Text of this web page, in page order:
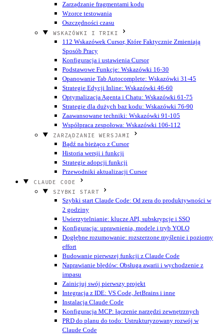
Zarządzanie fragmentami kodu
Wzorce testowania
Oszczędności czasu
WSKAZÓWKI I TRIKI
112 Wskazówek Cursor, Które Faktycznie Zmieniają
Sposób Pracy
Konfiguracja i ustawienia Cursor
Podstawowe Funkcje: Wskazówki 16-30
Opanowanie Tab Autocomplete: Wskazówki 31-45
Strategie Edycji Inline: Wskazówki 46-60
Optymalizacja Agenta i Chatu: Wskazówki 61-75
Strategie dla dużych baz kodu: Wskazówki 76-90
Zaawansowane techniki: Wskazówki 91-105
Współpraca zespołowa: Wskazówki 106-112
ZARZĄDZANIE WERSJAMI
Bądź na bieżąco z Cursor
Historia wersji i funkcji
Strategie adopcji funkcji
Przewodniki aktualizacji Cursor
CLAUDE CODE
SZYBKI START
Szybki start Claude Code: Od zera do produktywności w
2 godziny
Uwierzytelnianie: klucze API, subskrypcje i SSO
Konfiguracja: uprawnienia, modele i tryb YOLO
Dogłębne rozumowanie: rozszerzone myślenie i poziomy
effort
Budowanie pierwszej funkcji z Claude Code
Naprawianie błędów: Obsługa awarii i wychodzenie z
impasu
Zainicjuj swój pierwszy projekt
Integracja z IDE: VS Code, JetBrains i inne
Instalacja Claude Code
Konfiguracja MCP: łączenie narzędzi zewnętrznych
PRD do planu do todo: Ustrukturyzowany rozwój w
Claude Code